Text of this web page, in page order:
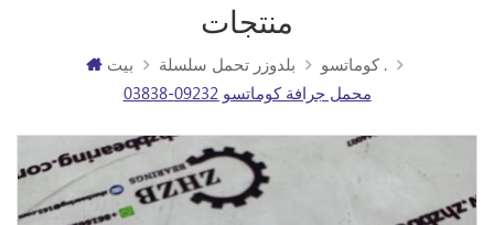
منتجات
بيت بلدوزر تحمل سلسلة
كوماتسو .
محمل جرافة كوماتسو 09232-03838